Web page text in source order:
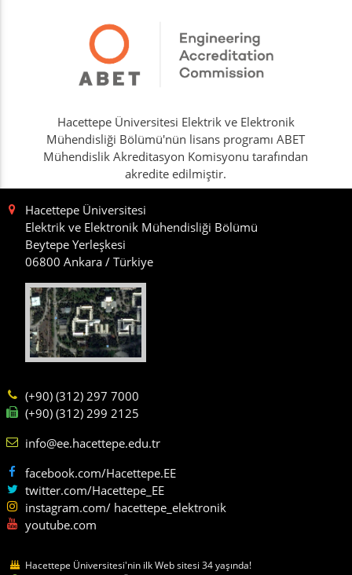
Hacettepe Üniversitesi Elektrik ve Elektronik
Mühendisliği Bölümü'nün lisans programı ABET
Mühendislik Akreditasyon Komisyonu tarafından
akredite edilmiştir.
Hacettepe Üniversitesi
Elektrik ve Elektronik Mühendisliği Bölümü
Beytepe Yerleşkesi
06800 Ankara / Türkiye
(+90) (312) 297 7000
(+90) (312) 299 2125
info@ee.hacettepe.edu.tr
facebook.com/Hacettepe.EE
twitter.com/Hacettepe_EE
instagram.com/ hacettepe_elektronik
youtube.com
Hacettepe Üniversitesi'nin ilk Web sitesi 34 yaşında!